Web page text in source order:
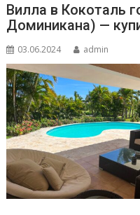
Вилла в Кокоталь
Доминикана) —
03.06.2024 admin